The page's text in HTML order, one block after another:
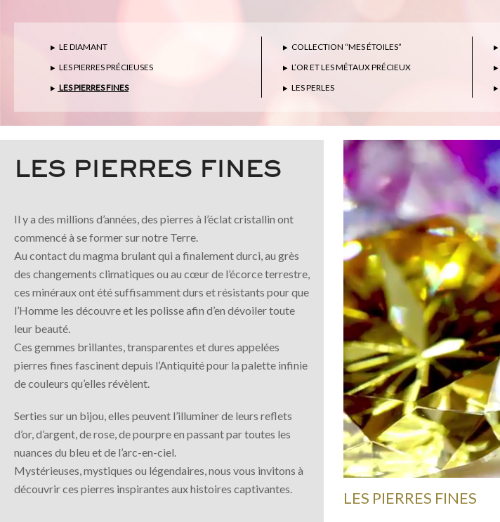
LE DIAMANT
LES PIERRES PRÉCIEUSES
LES PIERRES FINES
COLLECTION “MES ÉTOILES”
L’OR ET LES MÉTAUX PRÉCIEUX
LES PERLES
LES PIERRES FINES
Il y a des millions d’années, des pierres à l’éclat cristallin ont
commencé à se former sur notre Terre.
Au contact du magma brulant qui a finalement durci, au grès
des changements climatiques ou au cœur de l’écorce terrestre,
ces minéraux ont été suffisamment durs et résistants pour que
l’Homme les découvre et les polisse afin d’en dévoiler toute
leur beauté.
Ces gemmes brillantes, transparentes et dures appelées
pierres fines fascinent depuis l’Antiquité pour la palette infinie
de couleurs qu’elles révèlent.
Serties sur un bijou, elles peuvent l’illuminer de leurs reflets
d’or, d’argent, de rose, de pourpre en passant par toutes les
nuances du bleu et de l’arc-en-ciel.
Mystérieuses, mystiques ou légendaires, nous vous invitons à
découvrir ces pierres inspirantes aux histoires captivantes.
LES PIERRES FINES